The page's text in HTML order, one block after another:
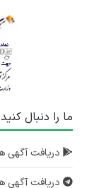
ما را دنبال کنید
دریافت آگهی
دریافت آگهی